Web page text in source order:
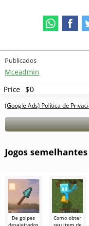
Publicados
Mceadmin
Price $0
(Google Ads) Política de
Jogos semelhantes
De golpes
desajeitados
Como obter
seu item de